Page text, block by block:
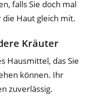
falls Sie doch mal
Haut gleich mit.
Kräuter
Hausmittel, das Sie
können. Ihr
zuverlässig.